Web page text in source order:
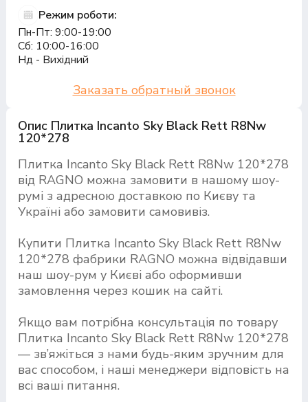
Опис Плитка Incanto Sky Black Rett R8Nw
120*278
Плитка Incanto Sky Black Rett R8Nw 120*278
від RAGNO можна замовити в нашому шоу-
румі з адресною доставкою по Києву та
Україні або замовити самовивіз.
Купити Плитка Incanto Sky Black Rett R8Nw
120*278 фабрики RAGNO можна відвідавши
наш шоу-рум у Києві або оформивши
замовлення через кошик на сайті.
Якщо вам потрібна консультація по товару
Плитка Incanto Sky Black Rett R8Nw 120*278
— зв’яжіться з нами будь-яким зручним для
вас способом, і наші менеджери відповість на
всі ваші питання.
Режим роботи:
Пн-Пт: 9:00-19:00
Сб: 10:00-16:00
Нд - Вихідний
Заказать обратный звонок